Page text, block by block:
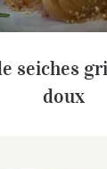
seiches
doux